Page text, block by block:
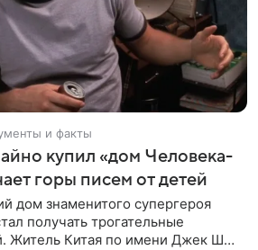
и факты
купил «дом Человека-
горы писем от детей
дом знаменитого супергероя
получать трогательные
Житель Китая по имени Джек Ши